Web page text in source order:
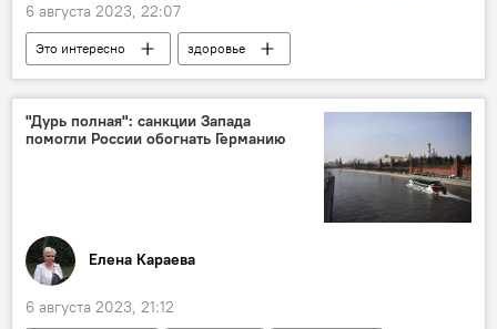
6 августа 2023, 22:07
Это интересно
здоровье
молодость
продукты
врач
мнение эксперта
"Дурь полная": санкции Запада
помогли России обогнать Германию
Елена Караева
6 августа 2023, 21:12